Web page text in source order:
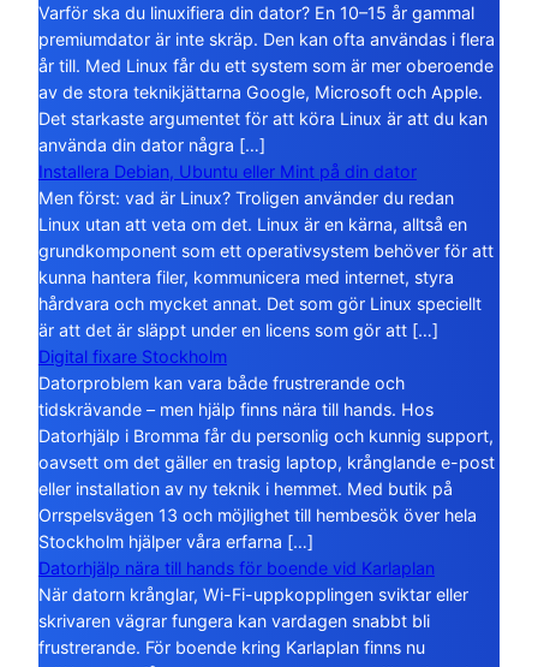
Varför ska du linuxifiera din dator? En 10–15 år gammal
premiumdator är inte skräp. Den kan ofta användas i flera
år till. Med Linux får du ett system som är mer oberoende
av de stora teknikjättarna Google, Microsoft och Apple.
Det starkaste argumentet för att köra Linux är att du kan
använda din dator några […]
Installera Debian, Ubuntu eller Mint på din dator
Men först: vad är Linux? Troligen använder du redan
Linux utan att veta om det. Linux är en kärna, alltså en
grundkomponent som ett operativsystem behöver för att
kunna hantera filer, kommunicera med internet, styra
hårdvara och mycket annat. Det som gör Linux speciellt
är att det är släppt under en licens som gör att […]
Digital fixare Stockholm
Datorproblem kan vara både frustrerande och
tidskrävande – men hjälp finns nära till hands. Hos
Datorhjälp i Bromma får du personlig och kunnig support,
oavsett om det gäller en trasig laptop, krånglande e-post
eller installation av ny teknik i hemmet. Med butik på
Orrspelsvägen 13 och möjlighet till hembesök över hela
Stockholm hjälper våra erfarna […]
Datorhjälp nära till hands för boende vid Karlaplan
När datorn krånglar, Wi-Fi-uppkopplingen sviktar eller
skrivaren vägrar fungera kan vardagen snabbt bli
frustrerande. För boende kring Karlaplan finns nu